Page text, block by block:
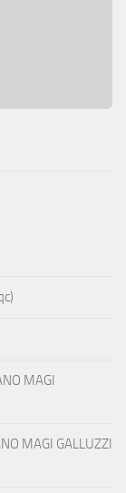
MAGI
MAGI GALLUZZI